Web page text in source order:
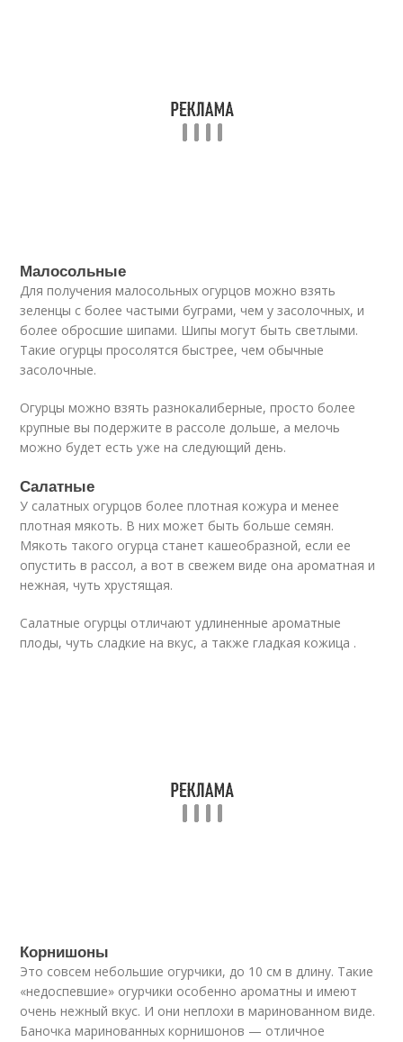
Малосольные
Для получения малосольных огурцов можно взять
зеленцы с более частыми буграми, чем у засолочных, и
более обросшие шипами. Шипы могут быть светлыми.
Такие огурцы просолятся быстрее, чем обычные
засолочные.
Огурцы можно взять разнокалиберные, просто более
крупные вы подержите в рассоле дольше, а мелочь
можно будет есть уже на следующий день.
Салатные
У салатных огурцов более плотная кожура и менее
плотная мякоть. В них может быть больше семян.
Мякоть такого огурца станет кашеобразной, если ее
опустить в рассол, а вот в свежем виде она ароматная и
нежная, чуть хрустящая.
Салатные огурцы отличают удлиненные ароматные
плоды, чуть сладкие на вкус, а также гладкая кожица .
Корнишоны
Это совсем небольшие огурчики, до 10 см в длину. Такие
«недоспевшие» огурчики особенно ароматны и имеют
очень нежный вкус. И они неплохи в маринованном виде.
Баночка маринованных корнишонов — отличное